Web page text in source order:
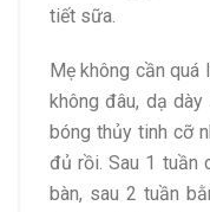
tiết sữa.
Mẹ không cần
không đâu, dạ
bóng thủy tinh cỡ
đủ rồi. Sau 1 tuần
bàn, sau 2 tuần